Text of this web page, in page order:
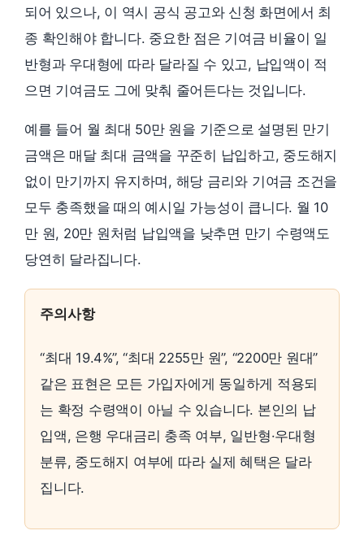
되어 있으나, 이 역시 공식 공고와 신청 화면에서 최
종 확인해야 합니다. 중요한 점은 기여금 비율이 일
반형과 우대형에 따라 달라질 수 있고, 납입액이 적
으면 기여금도 그에 맞춰 줄어든다는 것입니다.
예를 들어 월 최대 50만 원을 기준으로 설명된 만기
금액은 매달 최대 금액을 꾸준히 납입하고, 중도해지
없이 만기까지 유지하며, 해당 금리와 기여금 조건을
모두 충족했을 때의 예시일 가능성이 큽니다. 월 10
만 원, 20만 원처럼 납입액을 낮추면 만기 수령액도
당연히 달라집니다.
주의사항
“최대 19.4%”, “최대 2255만 원”, “2200만 원대”
같은 표현은 모든 가입자에게 동일하게 적용되
는 확정 수령액이 아닐 수 있습니다. 본인의 납
입액, 은행 우대금리 충족 여부, 일반형·우대형
분류, 중도해지 여부에 따라 실제 혜택은 달라
집니다.